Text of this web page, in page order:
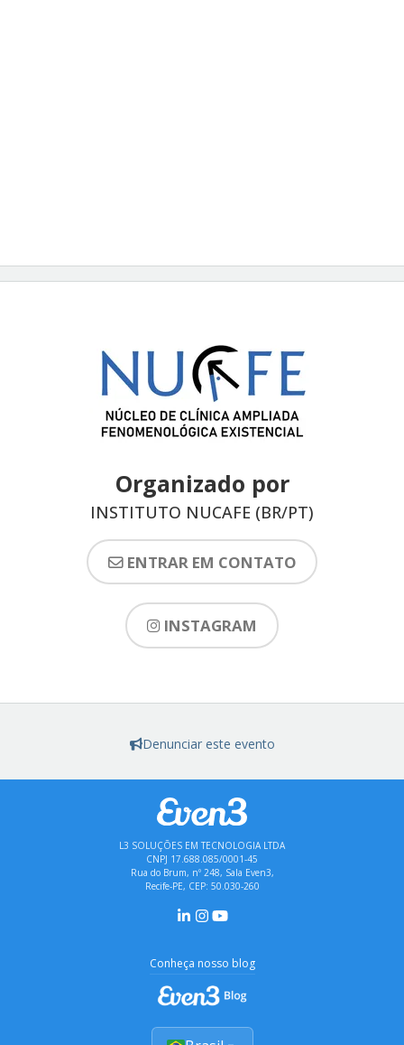
Organizado por
INSTITUTO NUCAFE (BR/PT)
ENTRAR EM CONTATO
INSTAGRAM
Denunciar este evento
L3 SOLUÇÕES EM TECNOLOGIA LTDA
CNPJ 17.688.085/0001-45
Rua do Brum, nº 248, Sala Even3,
Recife-PE, CEP: 50.030-260
Conheça nosso blog